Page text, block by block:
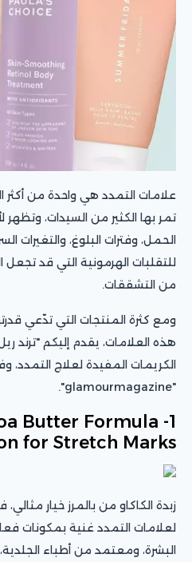
علامات التمدد هي واحدة من أكثر
تمر بها الكثير من السيدات،
الحمل، وفترات البلوغ، والتغيرات
للتقلبات الهرمونية التي قد تجعل
من التشققات.
ومع كثرة المنتجات التي تدّعي
هذه العلامات، يقدم إليكم "ترند
الكريمات المفيدة لعلاج
"glamourmagazine".
Butter Formula
for Stretch Marks
زبدة الكاكاو من بالمرز خيار
لعلامات التمدد غنية بمكونات
البشرة، ومعتمد من أطباء